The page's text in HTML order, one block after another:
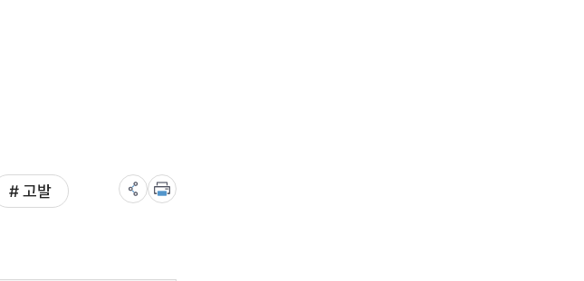
# 고발